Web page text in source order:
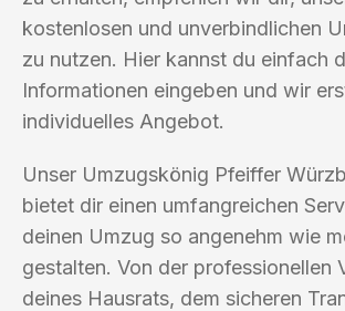
kostenlosen und unverbindlichen
zu nutzen. Hier kannst du einfach
Informationen eingeben und wir
individuelles Angebot.
Unser Umzugskönig Pfeiffer
bietet dir einen umfangreichen
deinen Umzug so angenehm wie
gestalten. Von der professionellen
deines Hausrats, dem sicheren